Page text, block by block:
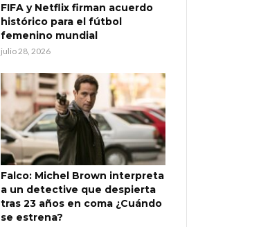
FIFA y Netflix firman acuerdo
histórico para el fútbol
femenino mundial
julio 28, 2026
Falco: Michel Brown interpreta
a un detective que despierta
tras 23 años en coma ¿Cuándo
se estrena?